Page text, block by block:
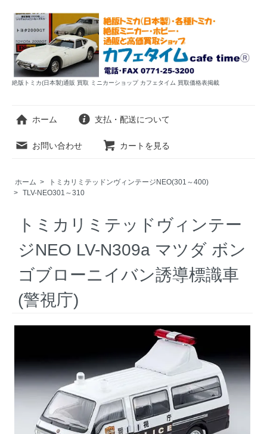
絶版トミカ(日本製)通販 買取 ミニカーショップ カフェタイム 買取価格表掲載
ホーム 支払・配送について
お問い合わせ カートを見る
ホーム >
トミカリミテッドンヴィンテージNEO(301～400)
> TLV-NEO301～310
トミカリミテッドヴィンテー
ジNEO LV-N309a マツダ ボン
ゴブローニイバン誘導標識車
(警視庁)